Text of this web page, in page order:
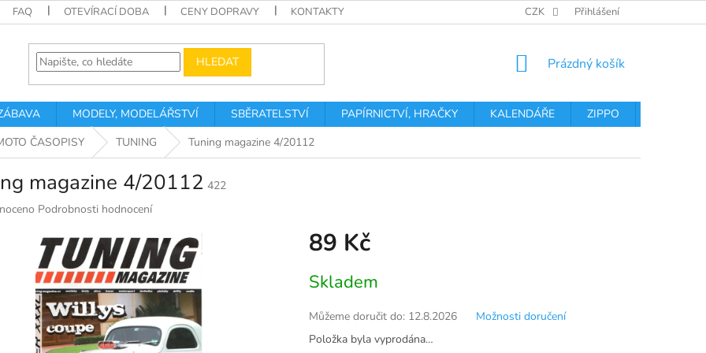
FAQ OTEVÍRACÍ DOBA CENY DOPRAVY KONTAKTY PODMÍNKY OCHRANY OSOBNÍCH
CZK Přihlášení
HLEDAT
NÁKUPNÍ
Prázdný košík
MODELY, MODELÁŘSTVÍ SBĚRATELSTVÍ PAPÍRNICTVÍ, HRAČKY KALENDÁŘE ZIPPO
ČASOPISY TUNING Tuning magazine 4/20112
magazine 4/20112 422
Podrobnosti hodnocení
89 Kč
cena:
Skladem
Můžeme doručit do: 12.8.2026
Možnosti doručení
Položka byla vyprodána…